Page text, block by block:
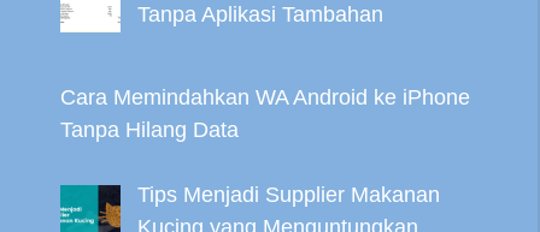
Tanpa Aplikasi Tambahan
Cara Memindahkan WA Android ke iPhone
Tanpa Hilang Data
Tips Menjadi Supplier Makanan
Kucing yang Menguntungkan